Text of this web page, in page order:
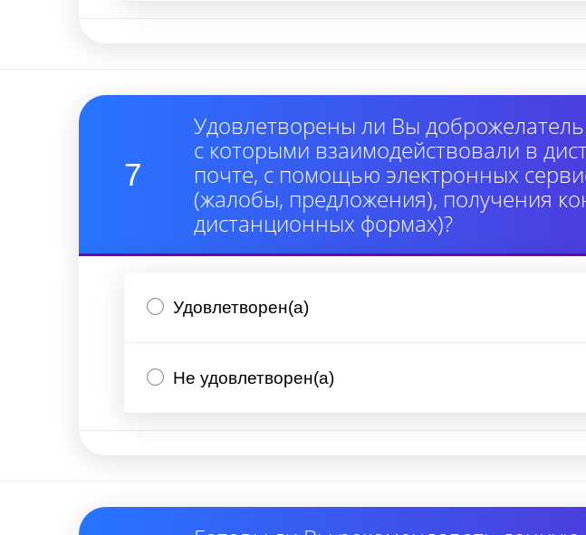
7
Удовлетворены ли Вы
с которыми взаимодействовали в
почте, с помощью электронных
(жалобы, предложения), получения
дистанционных формах)?
Удовлетворен(а)
Не удовлетворен(а)